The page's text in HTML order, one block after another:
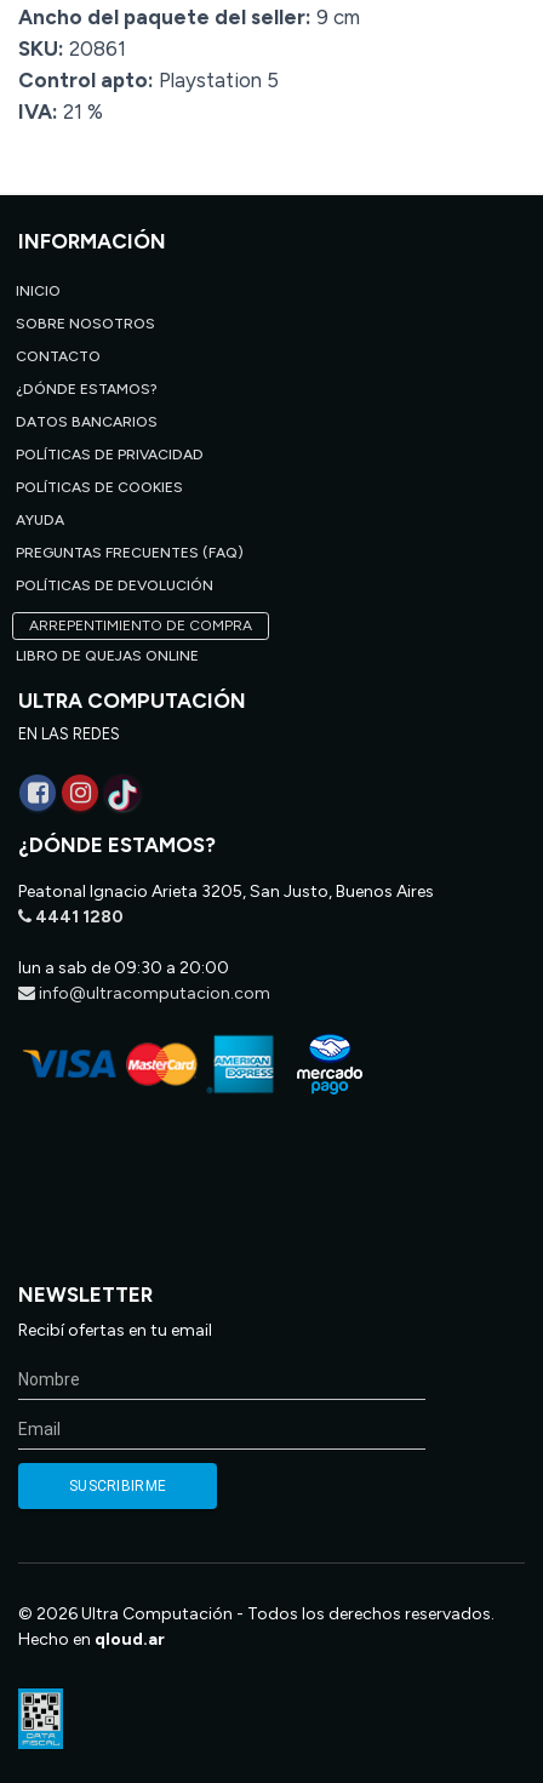
Ancho del paquete del seller: 9 cm
SKU: 20861
Control apto: Playstation 5
IVA: 21 %
INFORMACIÓN
INICIO
SOBRE NOSOTROS
CONTACTO
¿DÓNDE ESTAMOS?
DATOS BANCARIOS
POLÍTICAS DE PRIVACIDAD
POLÍTICAS DE COOKIES
AYUDA
PREGUNTAS FRECUENTES (FAQ)
POLÍTICAS DE DEVOLUCIÓN
ARREPENTIMIENTO DE COMPRA
LIBRO DE QUEJAS ONLINE
ULTRA COMPUTACIÓN
EN LAS REDES
¿DÓNDE ESTAMOS?
Peatonal Ignacio Arieta 3205, San Justo, Buenos Aires
4441 1280
lun a sab de 09:30 a 20:00
info@ultracomputacion.com
NEWSLETTER
Recibí ofertas en tu email
© 2026 Ultra Computación - Todos los derechos reservados.
Hecho en qloud.ar